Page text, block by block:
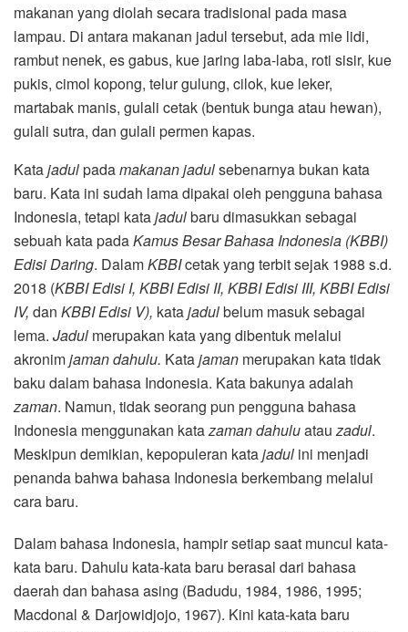
makanan yang diolah secara tradisional pada masa
lampau. Di antara makanan jadul tersebut, ada mie lidi,
rambut nenek, es gabus, kue jaring laba-laba, roti sisir, kue
pukis, cimol kopong, telur gulung, cilok, kue leker,
martabak manis, gulali cetak (bentuk bunga atau hewan),
gulali sutra, dan gulali permen kapas.
Katajadulpadamakanan jadulsebenarnyabukan kata
baru. Kata ini sudah lama dipakai oleh pengguna bahasa
Indonesia, tetapi katajadulbaru dimasukkan sebagai
sebuah kata padaKamus Besar Bahasa Indonesia (KBBI)
Edisi Daring. DalamKBBIcetak yang terbit sejak 1988 s.d.
2018 (KBBI Edisi I, KBBI Edisi II, KBBI Edisi III, KBBI Edisi
IV, dan KBBI Edisi V), katajadulbelum masuk sebagai
lema. Jadul merupakan kata yang dibentuk melalui
akronimjaman dahulu. Katajaman merupakan kata tidak
baku dalam bahasa Indonesia. Kata bakunya adalah
zaman. Namun, tidak seorang pun pengguna bahasa
Indonesia menggunakan katazaman dahuluatauzadul.
Meskipun demikian, kepopuleran katajadul ini menjadi
penanda bahwa bahasa Indonesia berkembang melalui
cara baru.
Dalam bahasa Indonesia, hampir setiap saat muncul kata-
kata baru. Dahulu kata-kata baru berasal dari bahasa
daerah dan bahasa asing (Badudu, 1984, 1986, 1995;
Macdonal & Darjowidjojo, 1967). Kini kata-kata baru